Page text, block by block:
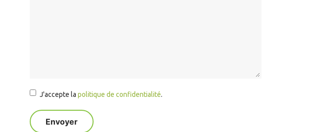
J'accepte lapolitique de confidentialité.